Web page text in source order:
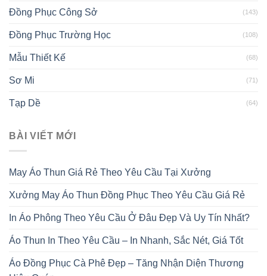
Đồng Phục Công Sở (143)
Đồng Phục Trường Học (108)
Mẫu Thiết Kế (68)
Sơ Mi (71)
Tạp Dề (64)
BÀI VIẾT MỚI
May Áo Thun Giá Rẻ Theo Yêu Cầu Tại Xưởng
Xưởng May Áo Thun Đồng Phục Theo Yêu Cầu Giá Rẻ
In Áo Phông Theo Yêu Cầu Ở Đâu Đẹp Và Uy Tín Nhất?
Áo Thun In Theo Yêu Cầu – In Nhanh, Sắc Nét, Giá Tốt
Áo Đồng Phục Cà Phê Đẹp – Tăng Nhận Diện Thương